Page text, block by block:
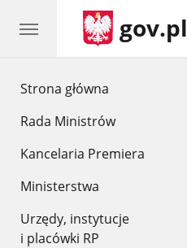
Strona główna
Rada Ministrów
Kancelaria Premiera
Ministerstwa
Urzędy, instytucje
i placówki RP
gov.pl